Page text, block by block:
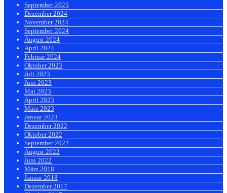
September 2025
Dezember 2024
November 2024
September 2024
August 2024
April 2024
Februar 2024
Oktober 2023
Juli 2023
Juni 2023
Mai 2023
April 2023
März 2023
Januar 2023
Dezember 2022
Oktober 2022
September 2022
August 2022
Juni 2022
März 2018
Januar 2018
Dezember 2017